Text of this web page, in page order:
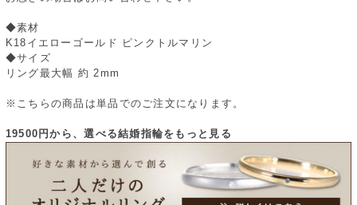
◆素材
K18イエローゴールド ピンクトルマリン
◆サイズ
リング最大幅 約 2mm
※こちらの商品は単品でのご注文になります。
19500円から、選べる結婚指輪をもっと見る